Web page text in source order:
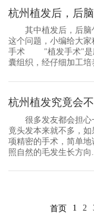
杭州植发后，后
其中植发后，后脑
这个问题，小编给大
手术 "植发手术"是应
囊组织，经仔细加工
杭州植发究竟会
很多发友都会担心
竟头发本来就不多，
项精密的手术，简单
照自然的毛发生长方向
首页 1 2